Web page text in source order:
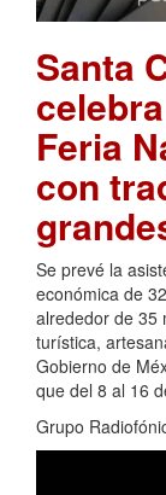
Santa
Feria
con
Se prevé la
económica de
alrededor de 35
turística,
Gobierno de
que del 8 al 16
Grupo